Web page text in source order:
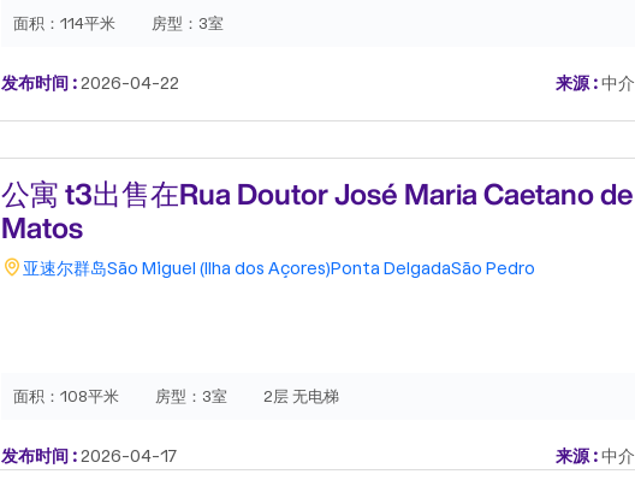
面积：114平米 房型： 3室
发布时间 :2026-04-22 来源 :中介
公寓 t3出售在Rua Doutor José Maria Caetano de
Matos
亚速尔群岛São Miguel (Ilha dos Açores)Ponta DelgadaSão Pedro
面积：108平米 房型： 3室 2层 无电梯
发布时间 :2026-04-17 来源 :中介